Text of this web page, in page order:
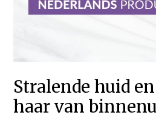
Stralende huid
haar van